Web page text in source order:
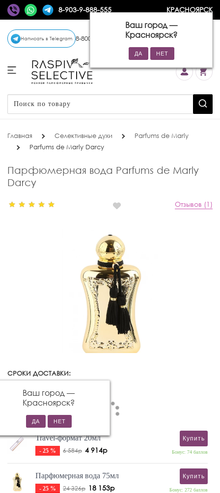
8-903-9-888-555 КРАСНОЯРСК
Ваш город —
Красноярск?
Написать в Telegram 8-800-770-72-34 (бесплатно)
Главная Селективные духи
Parfums de Marly
Parfums de Marly Darcy
Парфюмерная вода Parfums de Marly
Darcy
Отзывов (1)
СРОКИ ДОСТАВКИ:
Ваш город —
Красноярск?
Travel-формат 20мл
- 25 % 6 584р 4 914р
Купить
Бонус: 74 баллов
Парфюмерная вода 75мл
- 25 % 24 326р 18 153р
Купить
Бонус: 272 баллов